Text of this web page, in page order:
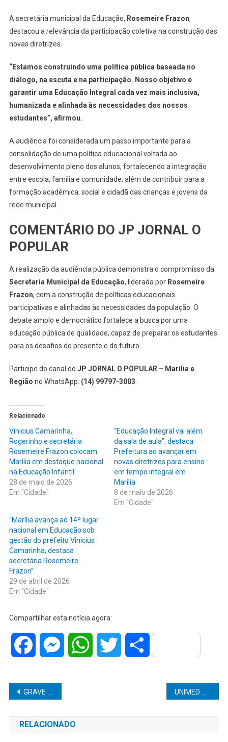
A secretária municipal da Educação, Rosemeire Frazon,
destacou a relevância da participação coletiva na construção das
novas diretrizes.
“Estamos construindo uma política pública baseada no
diálogo, na escuta e na participação. Nosso objetivo é
garantir uma Educação Integral cada vez mais inclusiva,
humanizada e alinhada às necessidades dos nossos
estudantes”, afirmou.
A audiência foi considerada um passo importante para a
consolidação de uma política educacional voltada ao
desenvolvimento pleno dos alunos, fortalecendo a integração
entre escola, família e comunidade, além de contribuir para a
formação acadêmica, social e cidadã das crianças e jovens da
rede municipal.
COMENTÁRIO DO JP JORNAL O
POPULAR
A realização da audiência pública demonstra o compromisso da
Secretaria Municipal da Educação, liderada por Rosemeire
Frazon, com a construção de políticas educacionais
participativas e alinhadas às necessidades da população. O
debate amplo e democrático fortalece a busca por uma
educação pública de qualidade, capaz de preparar os estudantes
para os desafios do presente e do futuro.
Participe do canal do JP JORNAL O POPULAR – Marília e
Região no WhatsApp: (14) 99797-3003
Relacionado
Vinicius Camarinha,
Rogerinho e secretária
Rosemeire Frazon colocam
Marília em destaque nacional
na Educação Infantil
28 de maio de 2026
Em "Cidade"
“Educação Integral vai além
da sala de aula”, destaca
Prefeitura ao avançar em
novas diretrizes para ensino
em tempo integral em
Marília
8 de maio de 2026
Em "Cidade"
“Marília avança ao 14º lugar
nacional em Educação sob
gestão do prefeito Vinicius
Camarinha, destaca
secretária Rosemeire
Frazon”
29 de abril de 2026
Em "Cidade"
Compartilhar esta notícia agora:
Facebook MessengerWhatsAppTwitter Share
Navegação
de
Post
GRAVE ACIDENTE NA RODOVIA LOURENÇO LOZANO MATA MÉDICO DE 51 ANOS E DEIXA FERIDO EM CABRÁLIA PAULISTA
RELACIONADO